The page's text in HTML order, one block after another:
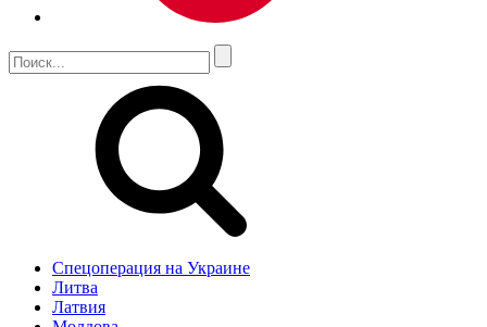
Спецоперация на Украине
Литва
Латвия